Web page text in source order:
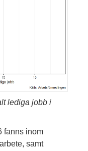
lediga jobb i
fanns inom
samt